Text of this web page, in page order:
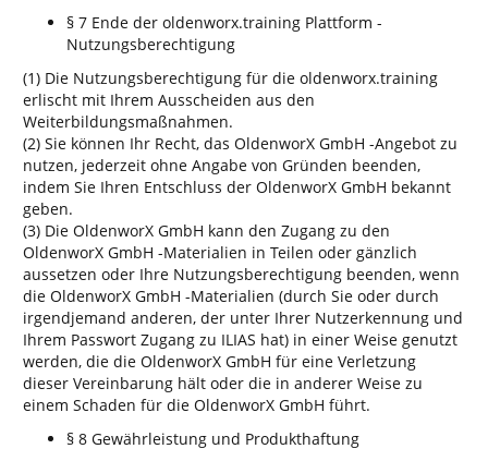
§ 7 Ende der oldenworx.training Plattform -
Nutzungsberechtigung
(1) Die Nutzungsberechtigung für die oldenworx.training
erlischt mit Ihrem Ausscheiden aus den
Weiterbildungsmaßnahmen.
(2) Sie können Ihr Recht, das OldenworX GmbH -Angebot zu
nutzen, jederzeit ohne Angabe von Gründen beenden,
indem Sie Ihren Entschluss der OldenworX GmbH bekannt
geben.
(3) Die OldenworX GmbH kann den Zugang zu den
OldenworX GmbH -Materialien in Teilen oder gänzlich
aussetzen oder Ihre Nutzungsberechtigung beenden, wenn
die OldenworX GmbH -Materialien (durch Sie oder durch
irgendjemand anderen, der unter Ihrer Nutzerkennung und
Ihrem Passwort Zugang zu ILIAS hat) in einer Weise genutzt
werden, die die OldenworX GmbH für eine Verletzung
dieser Vereinbarung hält oder die in anderer Weise zu
einem Schaden für die OldenworX GmbH führt.
§ 8 Gewährleistung und Produkthaftung